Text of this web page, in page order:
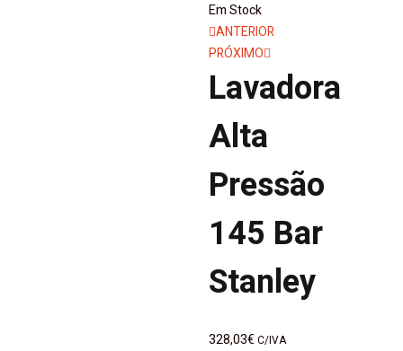
Em Stock
Navegação
de
artigos
ANTERIOR
PRÓXIMO
Lavadora
Alta
Pressão
145 Bar
Stanley
328,03€ C/IVA